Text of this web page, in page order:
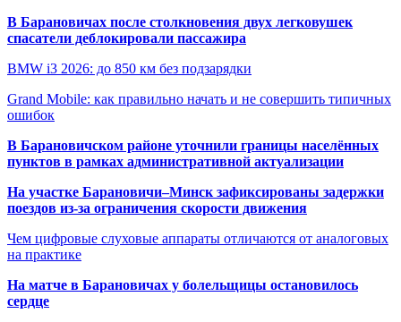
В Барановичах после столкновения двух легковушек
спасатели деблокировали пассажира
BMW i3 2026: до 850 км без подзарядки
Grand Mobile: как правильно начать и не совершить типичных
ошибок
В Барановичском районе уточнили границы населённых
пунктов в рамках административной актуализации
На участке Барановичи–Минск зафиксированы задержки
поездов из-за ограничения скорости движения
Чем цифровые слуховые аппараты отличаются от аналоговых
на практике
На матче в Барановичах у болельщицы остановилось
сердце